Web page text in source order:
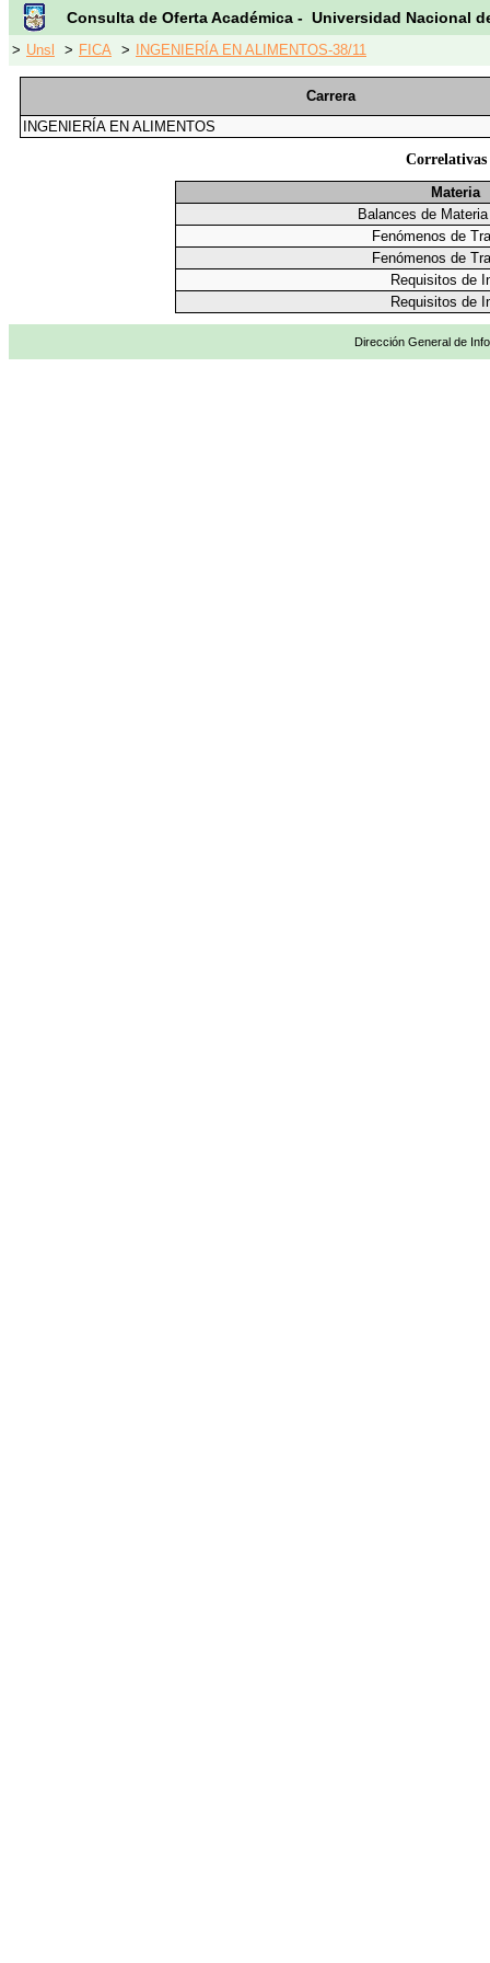
Consulta de Oferta Académica - Universidad Nacional
> Unsl > FICA > INGENIERÍA EN ALIMENTOS-38/11
Carrera
INGENIERÍA EN ALIMENTOS
Correlativas
Materia
Balances de
Fenómenos de
Fenómenos de
Requisitos de
Requisitos de
Dirección General de